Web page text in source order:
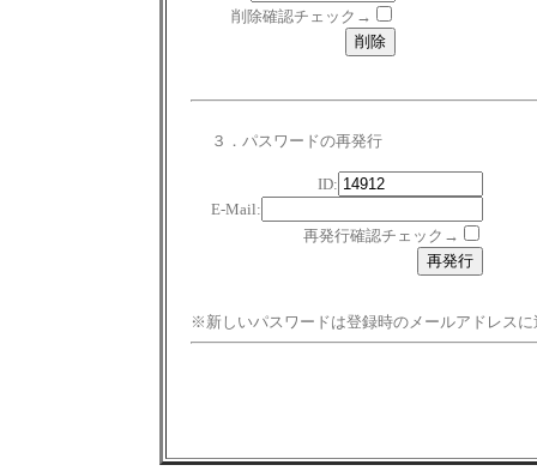
削除確認チェック→
３．パスワードの再発行
ID:
E-Mail:
再発行確認チェック→
※新しいパスワードは登録時のメールアドレスに